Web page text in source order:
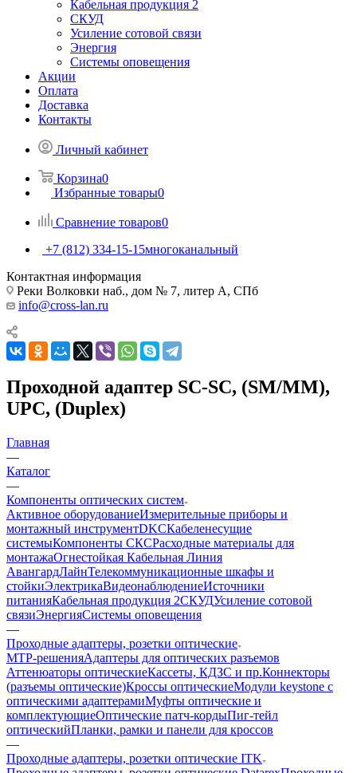
Кабельная продукция 2
СКУД
Усиление сотовой связи
Энергия
Системы оповещения
Акции
Оплата
Доставка
Контакты
Личный кабинет
Корзина0
Избранные товары0
Сравнение товаров0
+7 (812) 334-15-15многоканальный
Контактная информация
Реки Волковки наб., дом № 7, литер А, СПб
info@cross-lan.ru
Проходной адаптер SC-SC, (SM/MM),
UPC, (Duplex)
Главная
—
Каталог
—
Компоненты оптических систем
Активное оборудованиеИзмерительные приборы и
монтажный инструментDKCКабеленесущие
системыКомпоненты СКСРасходные материалы для
монтажаОгнестойкая Кабельная Линия
АвангардЛайнТелекоммуникационные шкафы и
стойкиЭлектрикаВидеонаблюдениеИсточники
питанияКабельная продукция 2СКУДУсиление сотовой
связиЭнергияСистемы оповещения
—
Проходные адаптеры, розетки оптические
MTP-решенияАдаптеры для оптических разъемов
Аттенюаторы оптическиеКассеты, КДЗС и пр.Коннекторы
(разъемы оптические)Кроссы оптическиеМодули keystone с
оптическими адаптерамиМуфты оптические и
комплектующиеОптические патч-кордыПиг-тейл
оптическийПланки, рамки и панели для кроссов
—
Проходные адаптеры, розетки оптические ITK